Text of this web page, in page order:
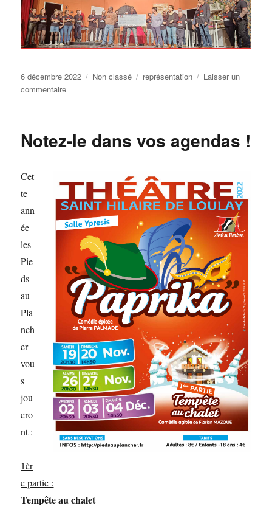
Publié
le
6 décembre 2022 Catégories
Non classé Étiquettes
représentation
Laisser un
commentairesur
Notez-le dans vos agendas !
Cet
te
ann
ée
les
Pie
ds
au
Pla
nch
er
vou
s
jou
ero
nt :
1èr
e partie :
Tempête au chalet